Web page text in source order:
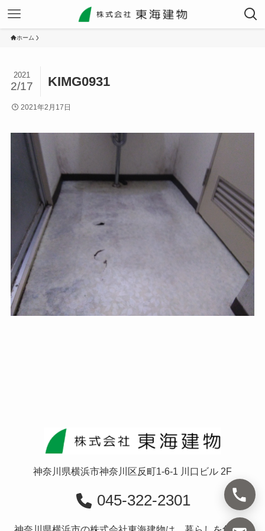
ホーム
KIMG0931
2021
2/17
2021年2月17日
神奈川県横浜市神奈川区反町1-6-1 川口ビル 2F
045-322-2301